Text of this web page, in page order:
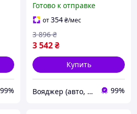
99%
Woodbine, Regular
Rectangular Wide
4x183x64см 9327-VO
Готово к отправке
от354₴/мес
3 542₴
3 896 ₴
Купить
Вояджер (авто, туризм, спорт) 99%